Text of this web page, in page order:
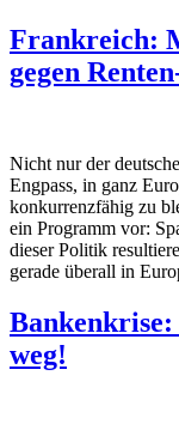
Frankreich:
gegen
Nicht nur der
Engpass, in ganz
konkurrenzfähig zu
ein Programm vor:
dieser Politik
gerade überall in
Bankenkrise:
weg!